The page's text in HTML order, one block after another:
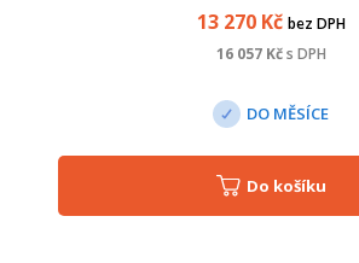
13 270Kč bez DPH
16 057Kč s DPH
DO MĚSÍCE
Do košíku